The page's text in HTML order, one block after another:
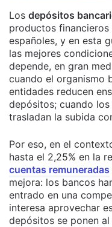
Los depósitos
productos
españoles, y en esta
las mejores
depende, en gran
cuando el organismo
entidades reducen
depósitos; cuando
trasladan la subida
Por eso, en el
hasta el 2,25% en la
cuentas remuneradas
mejora: los bancos
entrado en una
interesa aprovechar
depósitos se ponen al